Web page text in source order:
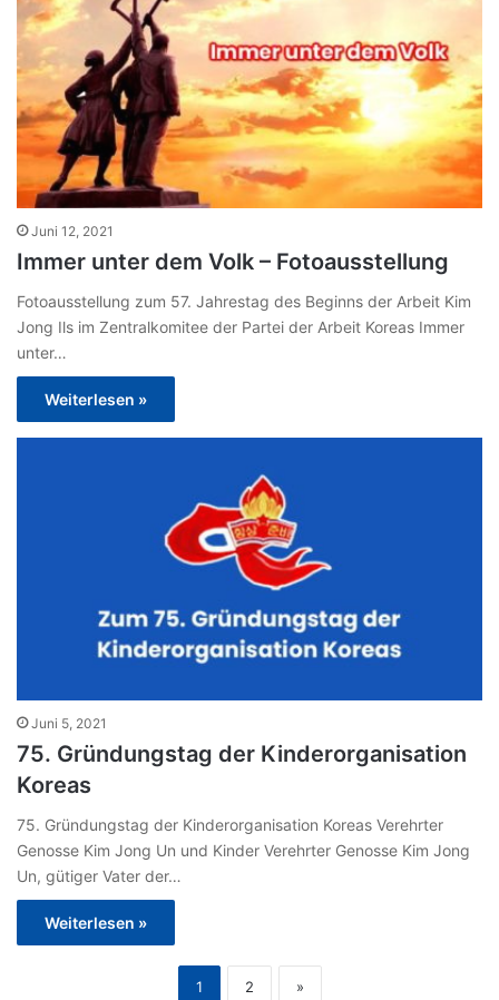
Juni 12, 2021
Immer unter dem Volk – Fotoausstellung
Fotoausstellung zum 57. Jahrestag des Beginns der Arbeit Kim
Jong Ils im Zentralkomitee der Partei der Arbeit Koreas Immer
unter…
Weiterlesen »
Juni 5, 2021
75. Gründungstag der Kinderorganisation
Koreas
75. Gründungstag der Kinderorganisation Koreas Verehrter
Genosse Kim Jong Un und Kinder Verehrter Genosse Kim Jong
Un, gütiger Vater der…
Weiterlesen »
1 2 »